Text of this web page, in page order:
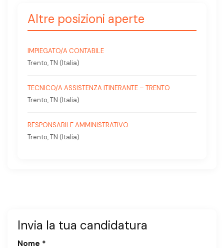
Altre posizioni aperte
IMPIEGATO/A CONTABILE
Trento, TN (Italia)
TECNICO/A ASSISTENZA ITINERANTE – TRENTO
Trento, TN (Italia)
RESPONSABILE AMMINISTRATIVO
Trento, TN (Italia)
Invia la tua candidatura
Nome *